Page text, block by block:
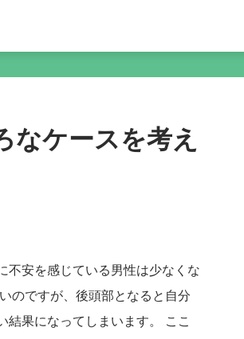
なケースを考え
不安を感じている男性は少なくな
のですが、後頭部となると自分
果になってしまいます。 ここ